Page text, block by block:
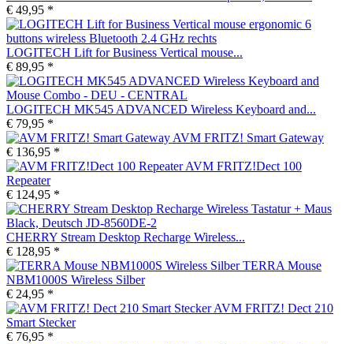
€ 49,95 *
LOGITECH Lift for Business Vertical mouse...
€ 89,95 *
LOGITECH MK545 ADVANCED Wireless Keyboard and...
€ 79,95 *
AVM FRITZ! Smart Gateway
€ 136,95 *
AVM FRITZ!Dect 100
Repeater
€ 124,95 *
CHERRY Stream Desktop Recharge Wireless...
€ 128,95 *
TERRA Mouse
NBM1000S Wireless Silber
€ 24,95 *
AVM FRITZ! Dect 210
Smart Stecker
€ 76,95 *